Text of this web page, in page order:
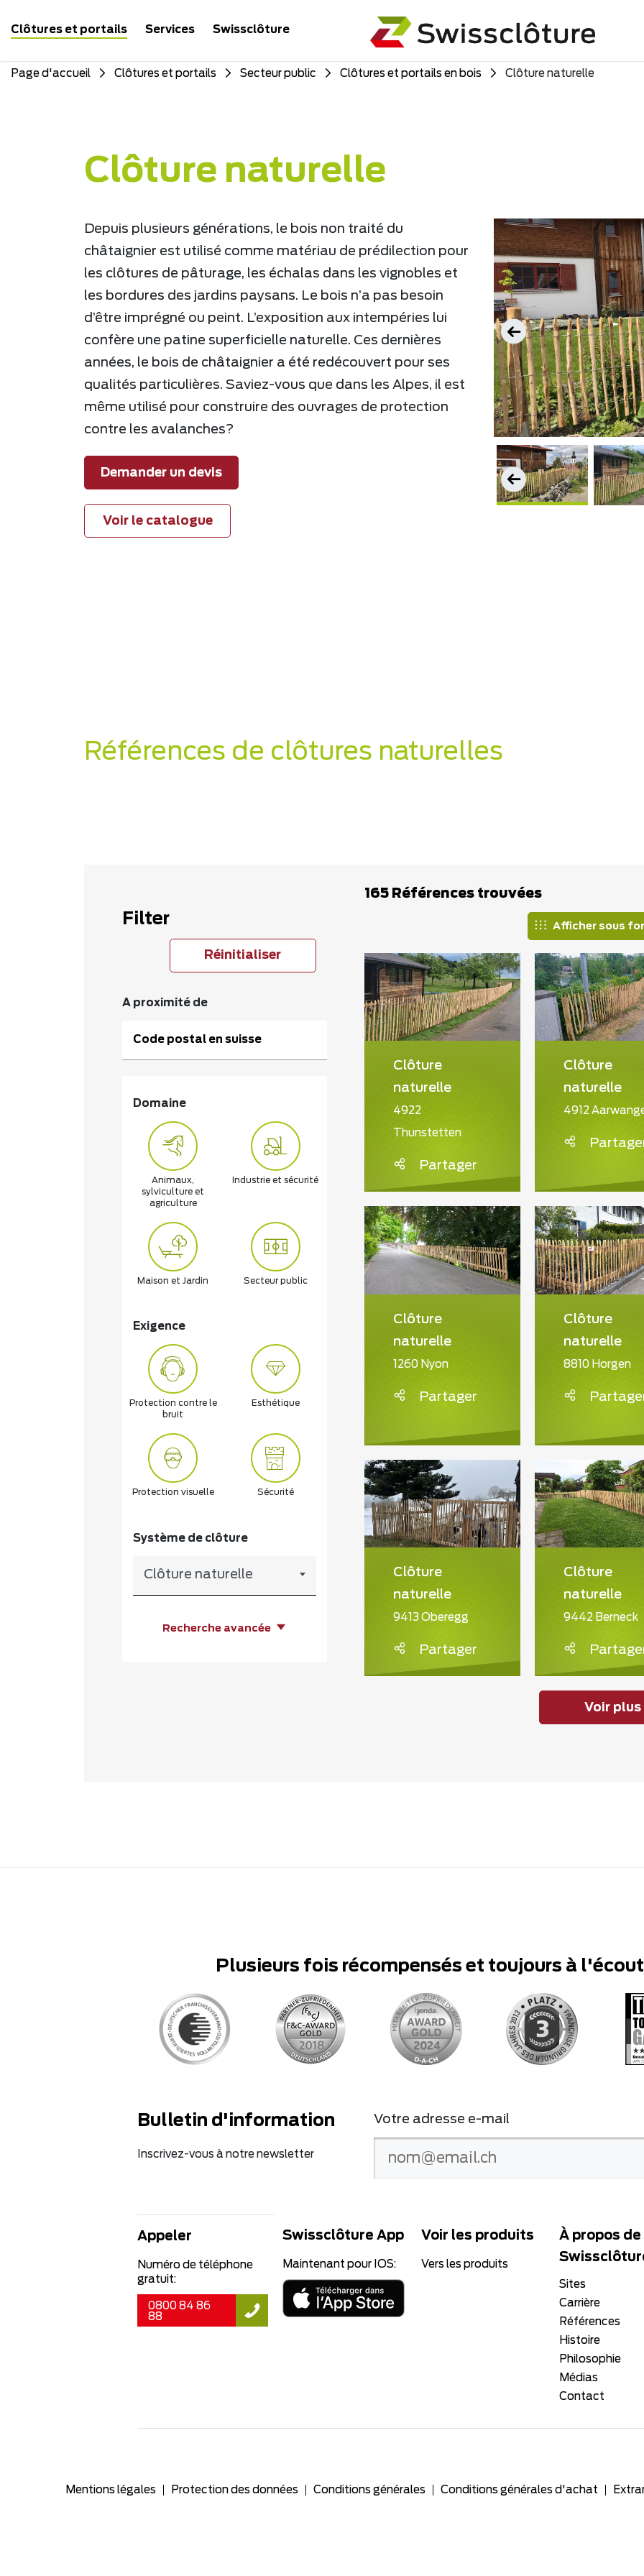
Clôtures et portails Services Swissclôture
Page d'accueil Clôtures et portails Secteur public Clôtures et portails en bois Clôture naturelle
Clôture naturelle
Depuis plusieurs générations, le bois non traité du
châtaignier est utilisé comme matériau de prédilection pour
les clôtures de pâturage, les échalas dans les vignobles et
les bordures des jardins paysans. Le bois n’a pas besoin
d’être imprégné ou peint. L’exposition aux intempéries lui
confère une patine superficielle naturelle. Ces dernières
années, le bois de châtaignier a été redécouvert pour ses
qualités particulières. Saviez-vous que dans les Alpes, il est
même utilisé pour construire des ouvrages de protection
contre les avalanches?
Demander un devis
Voir le catalogue
Références de clôtures naturelles
Filter
Réinitialiser
A proximité de
Code postal en suisse
Domaine
Animaux,
sylviculture et
agriculture
Industrie et sécurité
Maison et Jardin Secteur public
Exigence
Protection contre le
bruit
Esthétique
Protection visuelle Sécurité
Système de clôture
Clôture naturelle
Recherche avancée
165 Références trouvées
Afficher sous
Clôture
naturelle
4922
Thunstetten
Partager
Clôture
naturelle
4912
Clôture
naturelle
1260 Nyon
Partager
Clôture
naturelle
8810 Horgen
Clôture
naturelle
9413 Oberegg
Partager
Clôture
naturelle
9442 Berneck
Voir plus
Plusieurs fois récompensés et toujours à
Bulletin d'information
Inscrivez-vous à notre newsletter
Votre adresse e-mail
Appeler
Numéro de téléphone
gratuit:
0800 84 86
88
Swissclôture App
Maintenant pour IOS:
Voir les produits
Vers les produits
À propos de
Sites
Carrière
Références
Histoire
Philosophie
Médias
Contact
Mentions légales Protection des données Conditions générales Conditions générales d'achat